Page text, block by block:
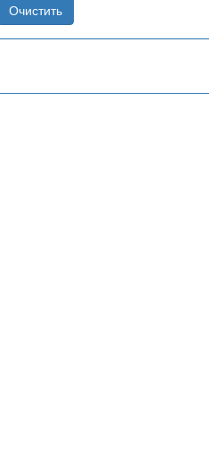
Очистить